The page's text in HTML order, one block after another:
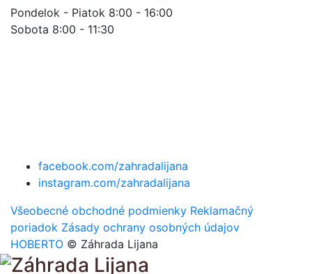
Pondelok - Piatok 8:00 - 16:00
Sobota 8:00 - 11:30
facebook.com/zahradalijana
instagram.com/zahradalijana
Všeobecné obchodné podmienky Reklamačný
poriadok Zásady ochrany osobných údajov
HOBERTO © Záhrada Lijana